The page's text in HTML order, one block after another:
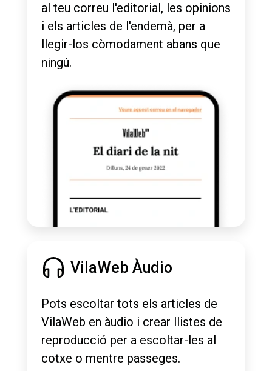
al teu correu l'editorial, les opinions
i els articles de l'endemà, per a
llegir-los còmodament abans que
ningú.
VilaWeb Àudio
Pots escoltar tots els articles de
VilaWeb en àudio i crear llistes de
reproducció per a escoltar-les al
cotxe o mentre passeges.